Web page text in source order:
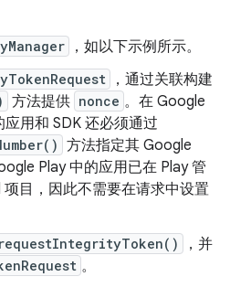
，如以下示例所示。
，通过关联构建
方法提供 nonce 。在 Google
用和 SDK 还必须通过
方法指定其 Google
Play 中的应用已在 Play 管
目，因此不需要在请求中设置
requestIntegrityToken()
，并
。